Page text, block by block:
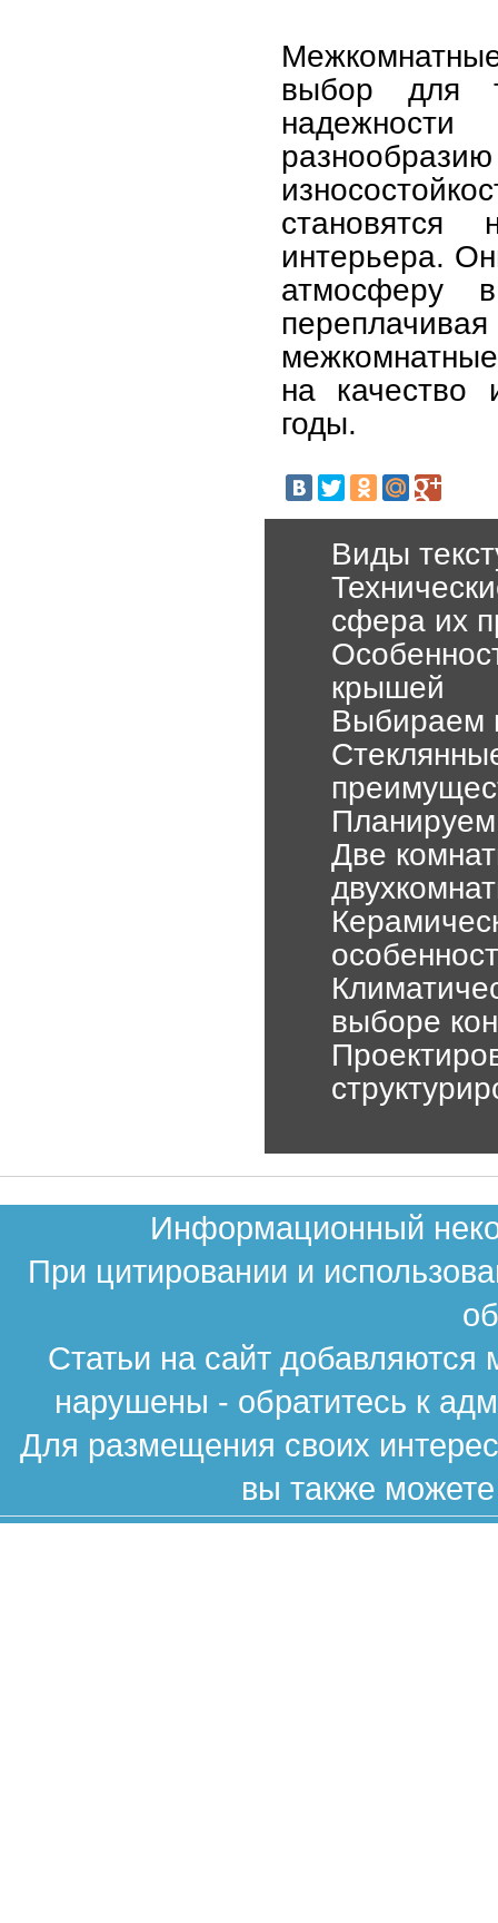
выбор для
становятся
интерьера.
на качество
годы.
Виды
сфера их
крышей
Выбираем
Две
выборе
Информационный
При цитировании и
Статьи на сайт
нарушены - обратитесь к
Для размещения своих
вы также